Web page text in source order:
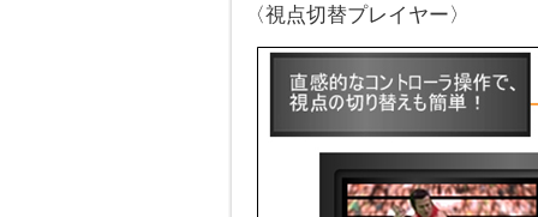
〈視点切替プレイヤー〉